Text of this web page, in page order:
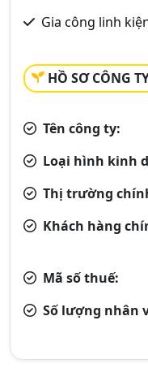
Gia công linh
HỒ SƠ CÔNG
Tên công ty:
Loại hình kinh
Thị trường
Khách hàng
Mã số thuế:
Số lượng nhân